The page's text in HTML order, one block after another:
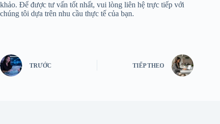
khảo. Để được tư vấn tốt nhất, vui lòng liên hệ trực tiếp với
chúng tôi dựa trên nhu cầu thực tế của bạn.
TRƯỚC TIẾP THEO